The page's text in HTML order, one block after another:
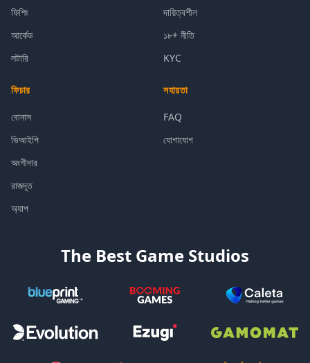
ফিশিং
আর্কেড
লটারি
দায়িত্বশীল
১৮+ নীতি
KYC
ফিচার
বোনাস
ভিআইপি
অংশীদার
রাজদূত
অ্যাপ
সহায়তা
FAQ
যোগাযোগ
The Best Game Studios